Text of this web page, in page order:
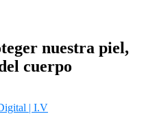
nuestra piel,
cuerpo
| I.V